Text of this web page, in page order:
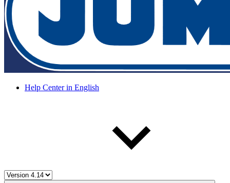
Help Center in English